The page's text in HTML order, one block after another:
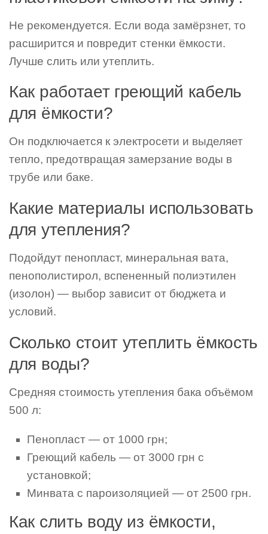
Не рекомендуется. Если вода замёрзнет, то
расширится и повредит стенки ёмкости.
Лучше слить или утеплить.
Как работает греющий кабель
для ёмкости?
Он подключается к электросети и выделяет
тепло, предотвращая замерзание воды в
трубе или баке.
Какие материалы использовать
для утепления?
Подойдут пенопласт, минеральная вата,
пенополистирол, вспененный полиэтилен
(изолон) — выбор зависит от бюджета и
условий.
Сколько стоит утеплить ёмкость
для воды?
Средняя стоимость утепления бака объёмом
500 л:
Пенопласт — от 1000 грн;
Греющий кабель — от 3000 грн с
установкой;
Минвата с пароизоляцией — от 2500 грн.
Как слить воду из ёмкости,